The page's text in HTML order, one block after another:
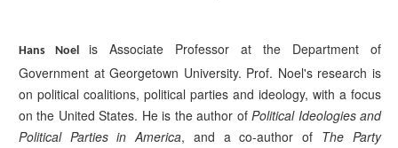
Hans Noel
is Associate Professor at the Department of
Government at Georgetown University. Prof. Noel's research is
on political coalitions, political parties and ideology, with a focus
on the United States. He is the author of Political Ideologies and
Political Parties in America, and a co-author of The Party